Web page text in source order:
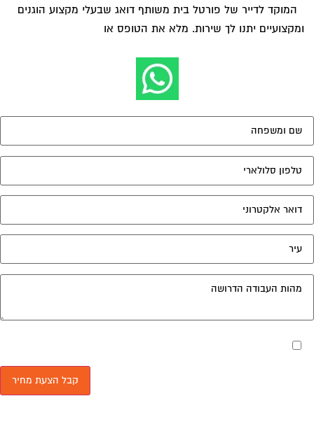
המוקד לדייר של פורטל בית משותף דואג שבעלי מקצוע הוגנים
ומקצועיים יתנו לך שירות. מלא את הטופס אולחץ לשליחת הודעת
מאשר את תנאי הפרטיות